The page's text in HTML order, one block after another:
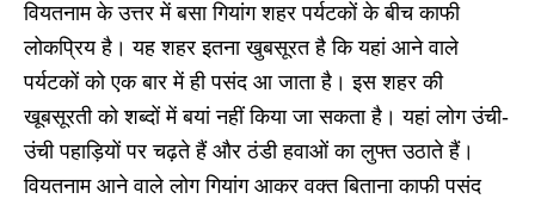
वियतनाम के उत्तर में बसा गियांग शहर पर्यटकों के बीच काफी
लोकप्रिय है। यह शहर इतना खुबसूरत है कि यहां आने वाले
पर्यटकों को एक बार में ही पसंद आ जाता है। इस शहर की
खूबसूरती को शब्दों में बयां नहीं किया जा सकता है। यहां लोग उंची-
उंची पहाड़ियों पर चढ़ते हैं और ठंडी हवाओं का लुफ्त उठाते हैं।
वियतनाम आने वाले लोग गियांग आकर वक्त बिताना काफी पसंद